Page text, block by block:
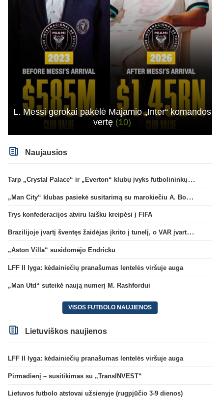
L. Messi gerokai pakėlė Majamio „Inter“ komandos
vertę (10)
Naujausios
Tarp „Crystal Palace“ ir „Everton“ klubų įvyks futbolininkų mainai
„Man City“ klubas pasiekė susitarimą su marokiečiu A. Bouaddi
Trys konfederacijos atviru laišku kreipėsi į FIFA
Brazilijoje įvartį šventęs žaidėjas įkrito į tunelį, o VAR įvartį atšaukė
„Aston Villa“ susidomėjo Endricku
LFF II lyga: kėdainiečių pranašumas lentelės viršuje auga
„Man Utd“ suteikė naują numerį M. Rashfordui
VISOS FUTBOLO NAUJIENOS
Lietuviškos naujienos
LFF II lyga: kėdainiečių pranašumas lentelės viršuje auga
Pirmadienį – susitikimas su „TransINVEST“
Lietuvos futbolo atstovai užsienyje (rugpjūčio 3-9 dienos)